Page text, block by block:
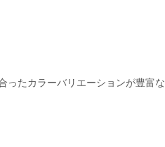
ったカラーバリエーションが豊富な